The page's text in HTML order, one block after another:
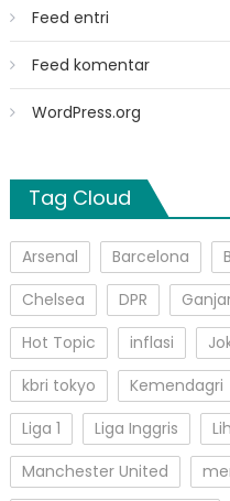
Feed entri
Feed komentar
WordPress.org
Tag Cloud
Arsenal Barcelona
Chelsea
DPR
Hot Topic
inflasi
kbri tokyo
Kemendagri
Liga 1
Liga Inggris
Manchester United